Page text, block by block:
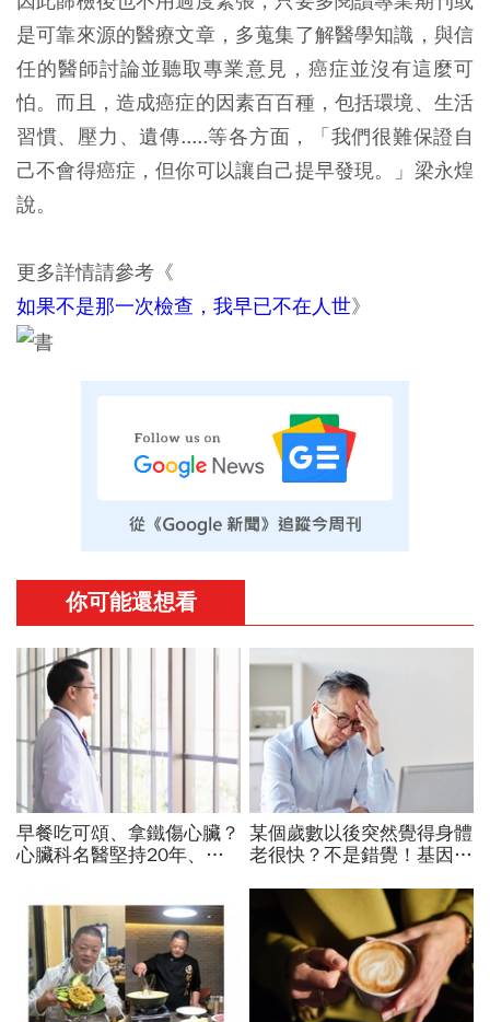
是可靠來源的醫療文章，多蒐集了解醫學知識，與信
任的醫師討論並聽取專業意見，癌症並沒有這麼可
怕。而且，造成癌症的因素百百種，包括環境、生活
習慣、壓力、遺傳.....等各方面，「我們很難保證自
己不會得癌症，但你可以讓自己提早發現。」梁永煌
說。
更多詳情請參考《
如果不是那一次檢查，我早已不在人世》